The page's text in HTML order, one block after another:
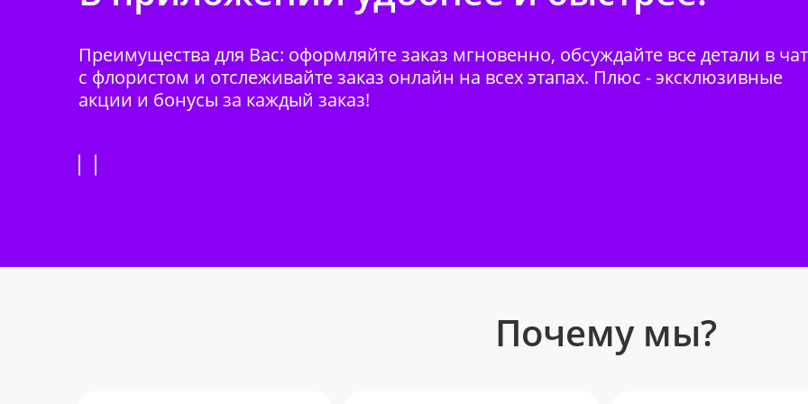
Преимущества для Вас: оформляйте заказ мгновенно, обсуждайте все детали в
с флористом и отслеживайте заказ онлайн на всех этапах. Плюс - эксклюзивные
акции и бонусы за каждый заказ!
Почему мы?